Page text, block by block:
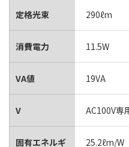
定格光束 290ℓm
消費電力 11.5W
VA値 19VA
V AC100V専
固有エネルギ
25.2ℓm/W